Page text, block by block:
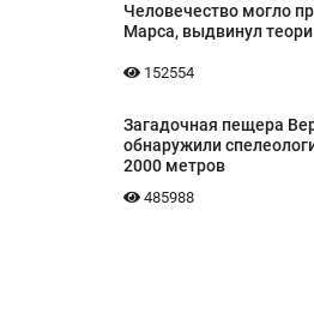
Человечество могло
Марса, выдвинул
152554
Загадочная пещера
обнаружили
2000 метров
485988